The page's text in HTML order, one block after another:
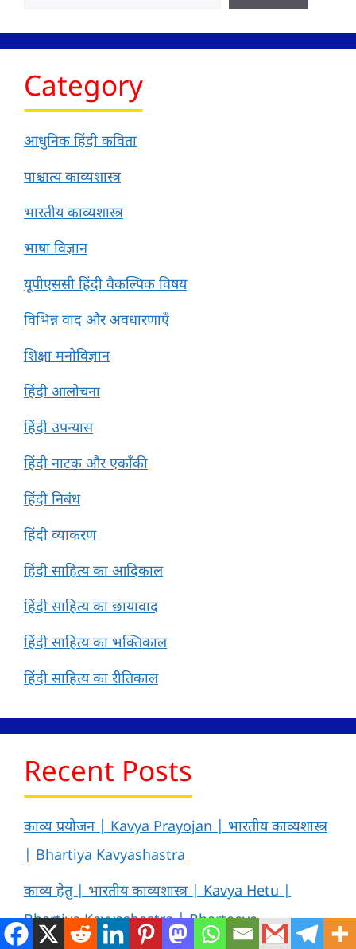
Category
आधुनिक हिंदी कविता
पाश्चात्य काव्यशास्त्र
भारतीय काव्यशास्त्र
भाषा विज्ञान
यूपीएससी हिंदी वैकल्पिक विषय
विभिन्न वाद और अवधारणाएँ
शिक्षा मनोविज्ञान
हिंदी आलोचना
हिंदी उपन्यास
हिंदी नाटक और एकाँकी
हिंदी निबंध
हिंदी व्याकरण
हिंदी साहित्य का आदिकाल
हिंदी साहित्य का छायावाद
हिंदी साहित्य का भक्तिकाल
हिंदी साहित्य का रीतिकाल
Recent Posts
काव्य प्रयोजन | Kavya Prayojan | भारतीय काव्यशास्त्र
| Bhartiya Kavyashastra
काव्य हेतु | भारतीय काव्यशास्त्र | Kavya Hetu |
Bhartiya Kavyashastra | Bharteeya